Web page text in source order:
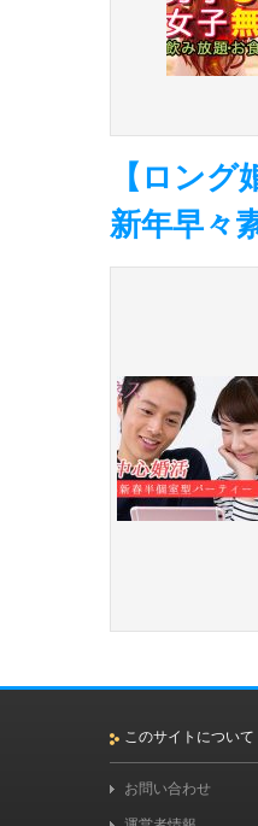
【ロン
新年早々
このサイトについて
お問い合わせ